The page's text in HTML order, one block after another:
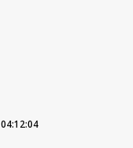
04:12:04